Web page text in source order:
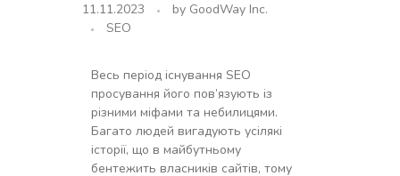
11.11.2023 by GoodWay Inc.
SEO
Весь період існування SEO
просування його пов’язують із
різними міфами та небилицями.
Багато людей вигадують усілякі
історії, що в майбутньому
бентежить власників сайтів, тому